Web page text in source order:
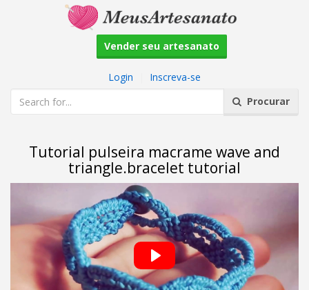
Vender seu artesanato
Login
Inscreva-se
Procurar
Tutorial pulseira macrame wave and
triangle.bracelet tutorial